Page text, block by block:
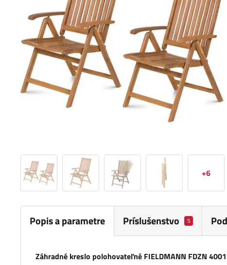
+6
Popis a parametre Príslušenstvo 5
Záhradné kreslo polohovateľné FIELDMANN FDZN